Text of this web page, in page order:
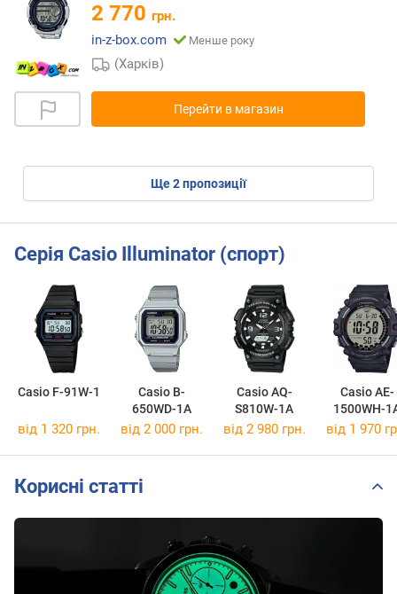
2 770 грн.
in-z-box.com
Менше року
(Харків)
Перейти в магазин
ще2пропозиції
Серія Casio Illuminator (спорт)
Casio F-91W-1
Casio B-
650WD-1A
Casio AQ-
S810W-1A
Casio AE-
1500WH-
від 1 320 грн. від 2 000 грн. від 2 980 грн. від 1 970
Корисні статті